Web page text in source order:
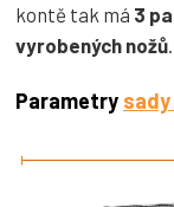
kontě tak má 3
vyrobených nožů
Parametry